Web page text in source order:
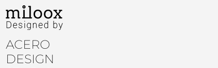
ACERO
DESIGN